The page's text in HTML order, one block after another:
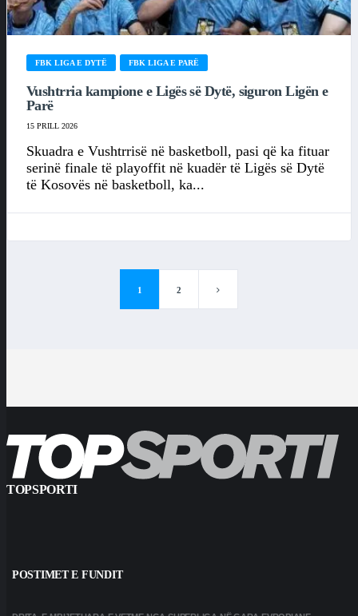
FBK LIGA E DYTË FBK LIGA E PARË
Vushtrria kampione e Ligës së Dytë, siguron Ligën e
Parë
15 PRILL 2026
Skuadra e Vushtrrisë në basketboll, pasi që ka fituar
serinë finale të playoffit në kuadër të Ligës së Dytë
të Kosovës në basketboll, ka...
1 2
TOPSPORTI
POSTIMET E FUNDIT